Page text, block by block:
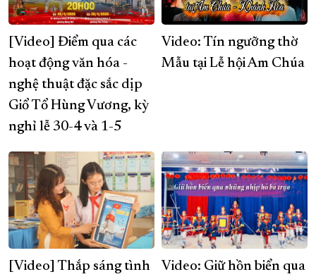
[Video] Điểm qua các
hoạt động văn hóa -
nghệ thuật đặc sắc dịp
Giổ Tổ Hùng Vương, kỳ
nghỉ lễ 30-4 và 1-5
Video: Tín ngưỡng thờ
Mẫu tại Lễ hội Am Chúa
[Video] Thắp sáng tình
Video: Giữ hồn biển qua